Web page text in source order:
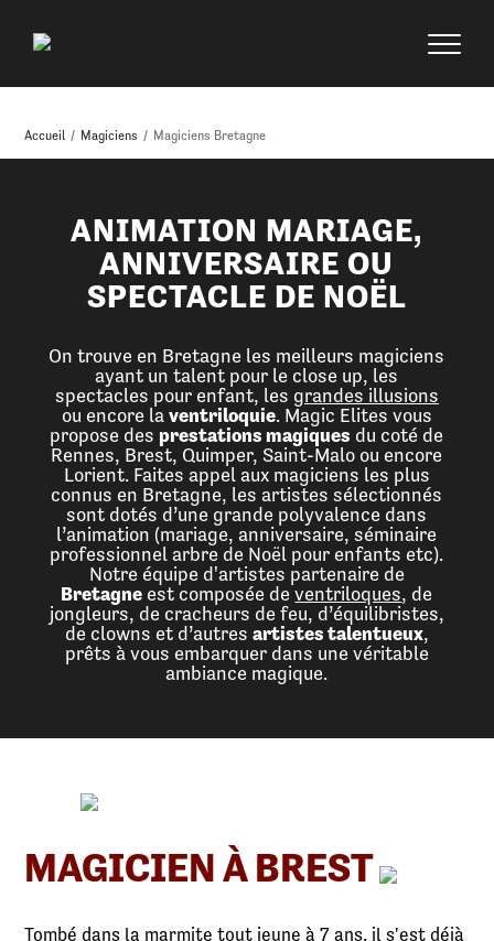
Accueil / Magiciens / Magiciens Bretagne
ANIMATION MARIAGE,
ANNIVERSAIRE OU
SPECTACLE DE NOËL
On trouve en Bretagne les meilleurs magiciens
ayant un talent pour le close up, les
spectacles pour enfant, les grandes illusions
ou encore laventriloquie. Magic Elites vous
propose des prestations magiques du coté de
Rennes, Brest, Quimper, Saint-Malo ou encore
Lorient. Faites appel aux magiciens les plus
connus en Bretagne, les artistes sélectionnés
sont dotés d’une grande polyvalence dans
l’animation (mariage, anniversaire, séminaire
professionnel arbre de Noël pour enfants etc).
Notre équipe d'artistes partenaire de
Bretagne est composée deventriloques, de
jongleurs, de cracheurs de feu, d’équilibristes,
de clowns et d’autres artistes talentueux,
prêts à vous embarquer dans une véritable
ambiance magique.
MAGICIEN À BREST
Tombé dans la marmite tout jeune à 7 ans, il s'est déjà